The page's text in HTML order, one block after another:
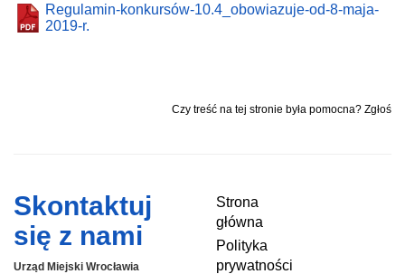
Regulamin-konkursów-10.4_obowiazuje-od-8-maja-
2019-r.
Czy treść na tej stronie była pomocna? Zgłoś
Skontaktuj
się z nami
Urząd Miejski Wrocławia
Strona
główna
Polityka
prywatności